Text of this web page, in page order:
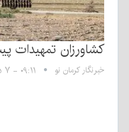
کشاورزان تمهیدات
خبرنگار کرمان نو ۰۹:۱۱ - ۷ دی ۱۴۰۴